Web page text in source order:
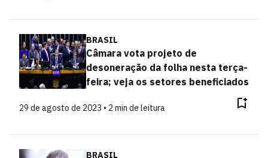
BRASIL
Câmara vota projeto de
desoneração da folha nesta terça-
feira; veja os setores beneficiados
29 de agosto de 2023 • 2 min de leitura
BRASIL